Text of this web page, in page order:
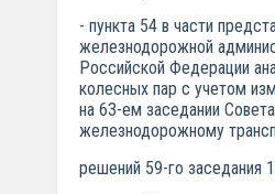
- пункта 54 в части
железнодорожной
Российской Федерации
колесных пар с учетом
на 63-ем заседании
железнодорожному
решений 59-го заседания